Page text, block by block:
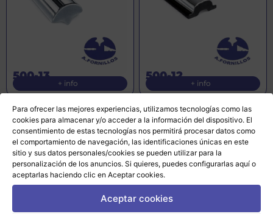
Para ofrecer las mejores experiencias, utilizamos tecnologías como las
cookies para almacenar y/o acceder a la información del dispositivo. El
consentimiento de estas tecnologías nos permitirá procesar datos como
el comportamiento de navegación, las identificaciones únicas en este
sitio y sus datos personales/cookies se pueden utilizar para la
personalización de los anuncios. Si quieres, puedes configurarlas aquí o
aceptarlas haciendo clic en Aceptar cookies.
Aceptar cookies
500-13
+ info
500-12
+ info